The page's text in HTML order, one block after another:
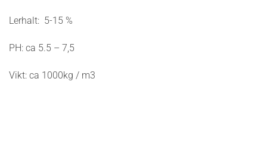
Lerhalt: 5-15 %
PH: ca 5.5 – 7,5
Vikt: ca 1000kg / m3